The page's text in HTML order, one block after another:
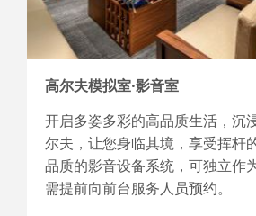
高尔夫模拟室·影音室
开启多姿多彩的高品质生活，沉
尔夫，让您身临其境，享受挥杆
品质的影音设备系统，可独立作
需提前向前台服务人员预约。